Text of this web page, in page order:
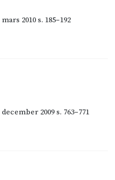
mars 2010s. 185–192
december 2009s. 763–771